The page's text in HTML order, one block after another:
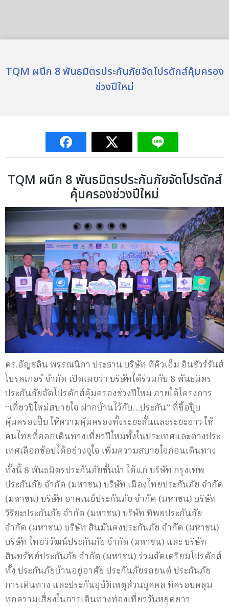
TQM ผนึก 8 พันธมิตรประกันภัยจัดโปรดักส์คุ้มครอง
ช่วงปีใหม่
TQM ผนึก 8 พันธมิตรประกันภัยจัดโปรดักส์
คุ้มครองช่วงปีใหม่
ดร.อัญชลิน พรรณนิภา ประธาน บริษัท ทีคิวเอ็ม อินชัวร์รันส์
โบรคเกอร์ จำกัด เปิดเผยว่า บริษัทได้ร่วมกับ 8 พันธมิตร
ประกันภัยจัดโปรดักส์คุ้มครองช่วงปีใหม่ ภายใต้โครงการ
“เที่ยวปีใหม่สบายใจ ฝากบ้านไว้กับ…ประกัน” ที่ซื้อปุ๊บ
คุ้มครองปั๊บ ให้ความคุ้มครองทั้งระยะสั้นและระยะยาว ให้
คนไทยที่ออกเดินทางเที่ยวปีใหม่ทั้งในประเทศและต่างประ
เทศเลือกช้อปได้อย่างจุใจ เพิ่มความสบายใจก่อนเดินทาง
ทั้งนี้ 8 พันธมิตรประกันภัยชั้นนำ ได้แก่ บริษัท กรุงเทพ
ประกันภัย จำกัด (มหาชน) บริษัท เมืองไทยประกันภัย จำกัด
(มหาชน) บริษัท อาคเนย์ประกันภัย จำกัด (มหาชน) บริษัท
วิริยะประกันภัย จำกัด (มหาชน) บริษัท ทิพยประกันภัย
จำกัด (มหาชน) บริษัท สินมั่นคงประกันภัย จำกัด (มหาชน)
บริษัท ไทยวิวัฒน์ประกันภัย จำกัด (มหาชน) และ บริษัท
สินทรัพย์ประกันภัย จำกัด (มหาชน) ร่วมจัดเตรียมโปรดักส์
ทั้ง ประกันภัยบ้านอยู่อาศัย ประกันภัยรถยนต์ ประกันภัย
การเดินทาง และประกันอุบัติเหตุส่วนบุคคล ที่ครอบคลุม
ทุกความเสี่ยงในการเดินทางท่องเที่ยววันหยุดยาว